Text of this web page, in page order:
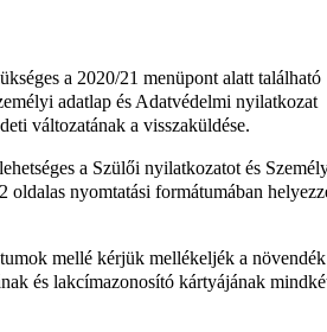
a 2020/21 menüpont alatt található
adatlap és Adatvédelmi nyilatkozat
változatának a visszaküldése.
a Szülői nyilatkozatot és
oldalas nyomtatási formátumában
mellé kérjük mellékeljék a növendék
és lakcímazonosító kártyájának